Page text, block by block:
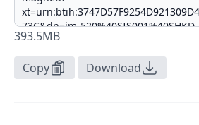
393.5MB
Copy Download